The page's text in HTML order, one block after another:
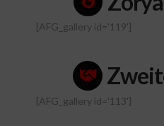
[AFG_gallery id='119']
[AFG_gallery id='113']